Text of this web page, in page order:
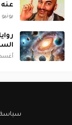
عنه
يونيو 17, 2021
أغسطس